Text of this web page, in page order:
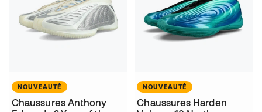
NOUVEAUTÉ
Chaussures Anthony
NOUVEAUTÉ
Chaussures Harden